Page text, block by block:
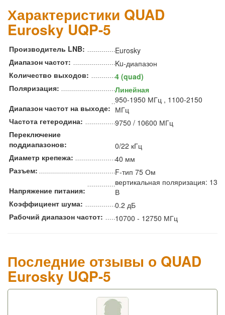
Характеристики QUAD
Eurosky UQP-5
Производитель LNB:
Eurosky
Диапазон частот:
Ku-диапазон
Количество выходов:
4 (quad)
Поляризация:
Линейная
Диапазон частот на выходе:
950-1950 МГц , 1100-2150
МГц
Частота гетеродина:
9750 / 10600 МГц
Переключение
поддиапазонов:
0/22 кГц
Диаметр крепежа:
40 мм
Разъем:
F-тип 75 Ом
Напряжение питания:
вертикальная поляризация: 13
В
Коэффициент шума:
0.2 дБ
Рабочий диапазон частот:
10700 - 12750 МГц
Последние отзывы о QUAD
Eurosky UQP-5